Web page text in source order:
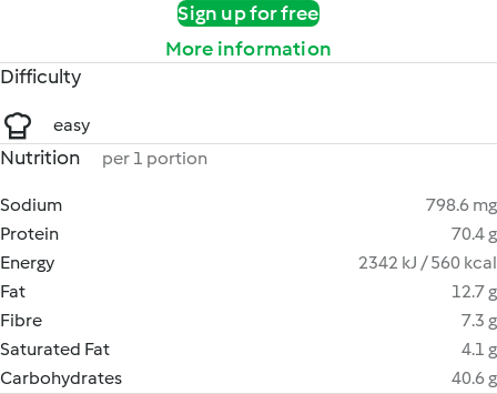
Sign up for free
More information
Difficulty
easy
Nutrition per 1 portion
Sodium
798.6 mg
Protein
70.4 g
Energy
2342 kJ / 560 kcal
Fat
12.7 g
Fibre
7.3 g
Saturated Fat
4.1 g
Carbohydrates
40.6 g